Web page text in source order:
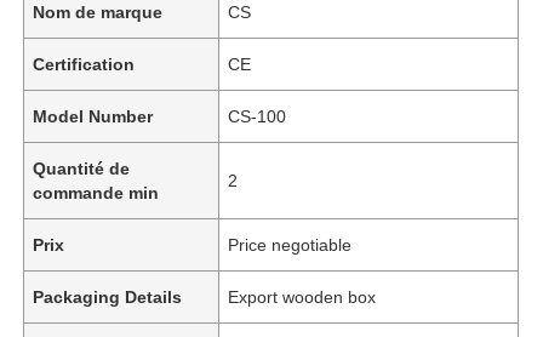
Nom de marque CS
Certification CE
Model Number CS-100
Quantité de
commande min
2
Prix Price negotiable
Packaging Details Export wooden box